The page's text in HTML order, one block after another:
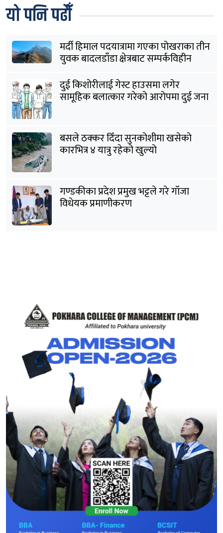
यो पनि पढौँ
मर्दी हिमाल पदयात्रामा गएका पोखराका तीन
युवक बादलडाँडा क्षेत्रबाट सम्पर्कविहीन
दुई किशोरीलाई गेस्ट हाउसमा लगेर
सामूहिक बलात्कार गरेको आरोपमा दुई जना
बसले ठक्कर दिँदा सुनकोशीमा खसेकाे
कारभित्र ४ यात्रु रहेको खुल्यो
गण्डकीका प्रदेश प्रमुख भट्टले गरे गाँजा
विधेयक प्रमाणीकरण